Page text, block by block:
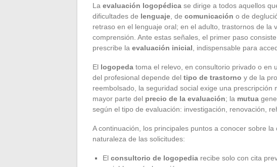
La evaluación logopédica se dirige a todos aquellos
dificultades de lenguaje , de comunicación o de
retraso en el lenguaje oral; en el adulto, trastornos de la
comprensión. Ante estas señales, el primer paso
prescribe la evaluación inicial , indispensable para
El logopeda toma el relevo, en consultorio privado o en
del profesional depende del tipo de trastorno y de la
reembolsado, la seguridad social exige una prescripción
mayor parte del precio de la evaluación; la mutua
según el tipo de evaluación: investigación, renovación,
A continuación, los principales puntos a conocer sobre
naturaleza de las solicitudes:
El consultorio de logopedia recibe solo con cita